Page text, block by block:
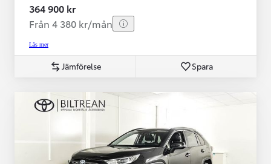
364 900 kr
Från 4 380 kr/mån
Läs mer
Jämförelse Spara